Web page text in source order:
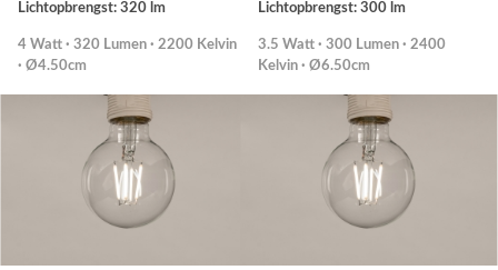
Lichtopbrengst: 320 lm
4 Watt · 320 Lumen · 2200 Kelvin
· Ø4.50cm
Lichtopbrengst: 300 lm
3.5 Watt · 300 Lumen · 2400
Kelvin · Ø6.50cm